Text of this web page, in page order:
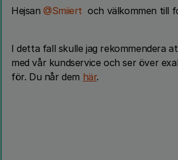
Hejsan@Smiiert och välkommen till
I detta fall skulle jag rekommendera
med vår kundservice och ser över
för. Du når dem här.